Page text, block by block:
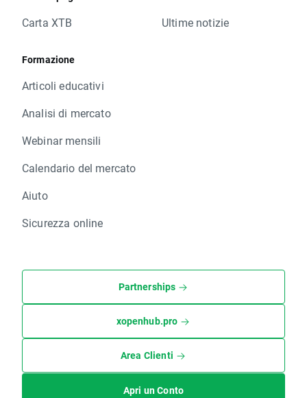
Carta XTB
Formazione
Articoli educativi
Analisi di mercato
Webinar mensili
Calendario del mercato
Aiuto
Sicurezza online
Ultime notizie
Partnerships
xopenhub.pro
Area Clienti
Apri un Conto